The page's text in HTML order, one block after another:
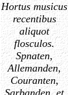
Hortus musicus
recentibus
aliquot
flosculos.
Spnaten,
Allemanden,
Couranten,
Sarbanden, et